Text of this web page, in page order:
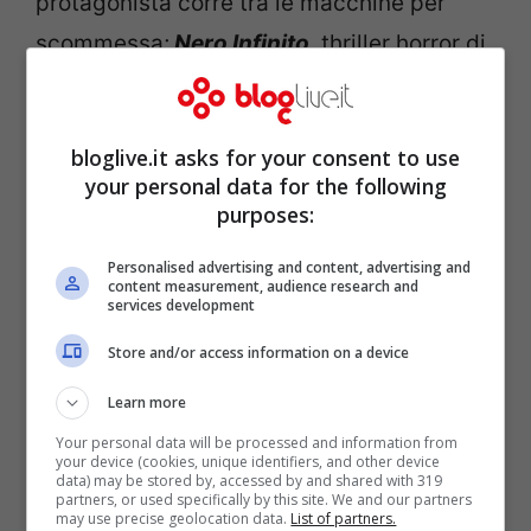
scommessa;Nero Infinito, thriller horror di
Giorgio Brunocon protagonisti
Rosario Petix
ispettori della polizia che indagano sui
misteriosi delitti commessi da un serial
operandi degli assassini descritti nei libri
bloglive.it asks for your consent to use
your personal data for the following
purposes:
Personalised advertising and content, advertising and
content measurement, audience research and
services development
Store and/or access information on a device
Learn more
Your personal data will be processed and information from
your device (cookies, unique identifiers, and other device
data) may be stored by, accessed by and shared with 319
partners, or used specifically by this site. We and our partners
may use precise geolocation data. List of partners.